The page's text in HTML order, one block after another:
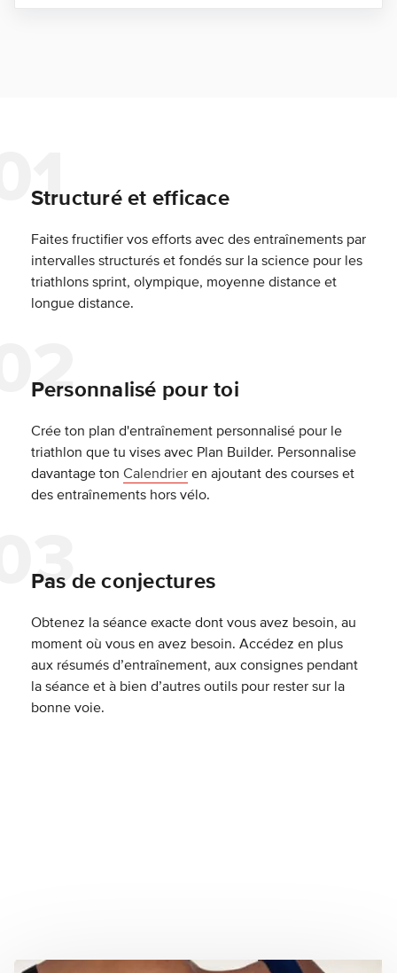
Structuré et efficace
Faites fructifier vos efforts avec des entraînements par
intervalles structurés et fondés sur la science pour les
triathlons sprint, olympique, moyenne distance et
longue distance.
Personnalisé pour toi
Crée ton plan d'entraînement personnalisé pour le
triathlon que tu vises avec Plan Builder. Personnalise
davantage ton Calendrieren ajoutant des courses et
des entraînements hors vélo.
Pas de conjectures
Obtenez la séance exacte dont vous avez besoin, au
moment où vous en avez besoin. Accédez en plus
aux résumés d’entraînement, aux consignes pendant
la séance et à bien d’autres outils pour rester sur la
bonne voie.